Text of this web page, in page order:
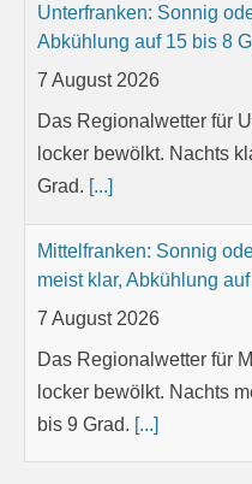
Unterfranken: Sonnig
Abkühlung auf 15 bis 8
7 August 2026
Das Regionalwetter für
locker bewölkt. Nachts
Grad. [...]
Mittelfranken: Sonnig
meist klar, Abkühlung
7 August 2026
Das Regionalwetter für
locker bewölkt. Nachts
bis 9 Grad. [...]